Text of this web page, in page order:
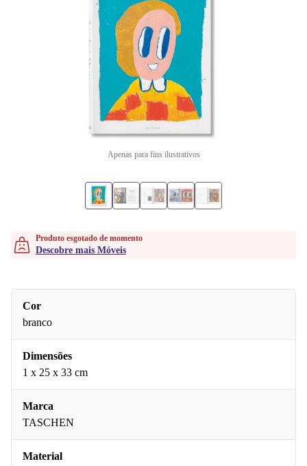
Apenas para fins ilustrativos
Produto esgotado de momento
Descobre mais Móveis
Cor
branco
Dimensões
1 x 25 x 33 cm
Marca
TASCHEN
Material